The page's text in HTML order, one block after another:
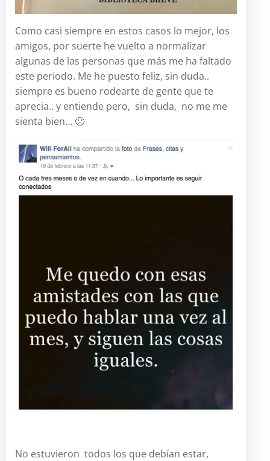
Como casi siempre en estos casos lo mejor, los
amigos, por suerte he vuelto a normalizar
algunas de las personas que más me ha faltado
este periodo. Me he puesto feliz, sin duda..
siempre es bueno rodearte de gente que te
aprecia.. y entiende pero, sin duda, no me me
sienta bien… 🙁
No estuvieron todos los que debían estar,